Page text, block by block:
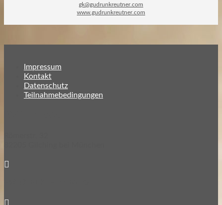
gk@gudrunkreutner.com
www.gudrunkreutner.com
Impressum
Kontakt
Datenschutz
Teilnahmebedingungen

